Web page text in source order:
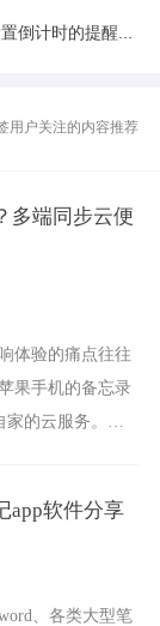
计时的提醒工具
用户关注的内容推荐
多端同步云便
体验的痛点往往
果手机的备忘录
家的云服务。而
app软件分享
、各类大型笔